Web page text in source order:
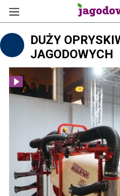
DUŻY
JAGODOWYCH